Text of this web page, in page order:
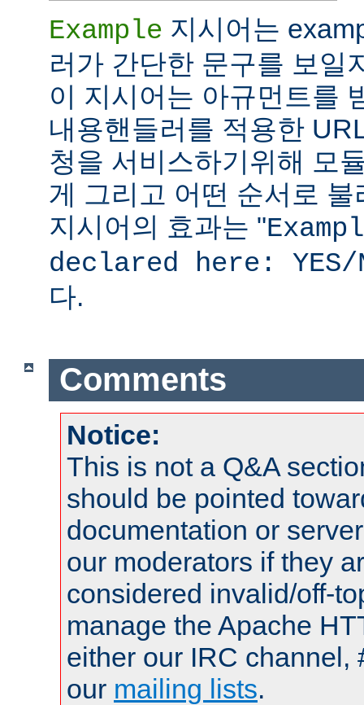
Example 지시어는
러가 간단한 문구를 보일
이 지시어는 아규먼트를
내용핸들러를 적용한
청을 서비스하기위해 모
게 그리고 어떤 순서로
지시어의 효과는 "
declared here: YES/
다.
Comments
Notice:
This is not a Q&A
should be pointed
documentation or
our moderators if they
considered invalid/off-
manage the Apache
either our IRC channel,
our mailing lists.